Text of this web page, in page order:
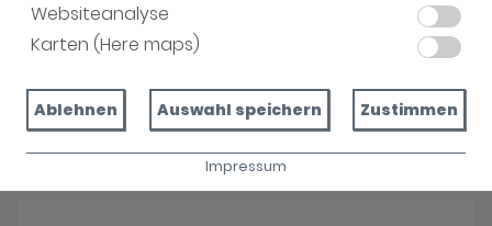
Websiteanalyse
Karten (Here maps)
Ablehnen Auswahl speichern Zustimmen
Impressum